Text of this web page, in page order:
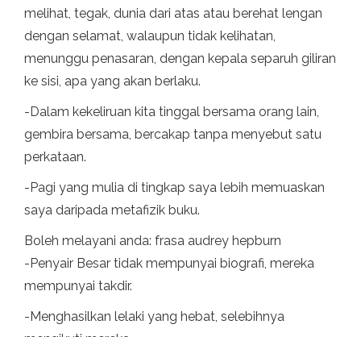
melihat, tegak, dunia dari atas atau berehat lengan
dengan selamat, walaupun tidak kelihatan,
menunggu penasaran, dengan kepala separuh giliran
ke sisi, apa yang akan berlaku.
-Dalam kekeliruan kita tinggal bersama orang lain,
gembira bersama, bercakap tanpa menyebut satu
perkataan.
-Pagi yang mulia di tingkap saya lebih memuaskan
saya daripada metafizik buku.
Boleh melayani anda: frasa audrey hepburn
-Penyair Besar tidak mempunyai biografi, mereka
mempunyai takdir.
-Menghasilkan lelaki yang hebat, selebihnya